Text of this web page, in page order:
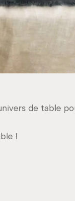
de table
!